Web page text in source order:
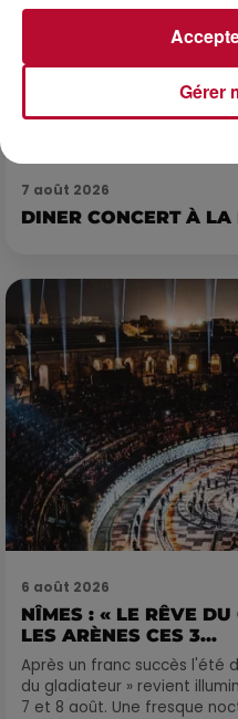
7 août 2026
DINER CONCERT À
6 août 2026
NÎMES : « LE RÊVE
LES ARÈNES CES 3...
Après un franc succès l'été
du gladiateur » revient
7 et 8 août. Une fresque
Gérer